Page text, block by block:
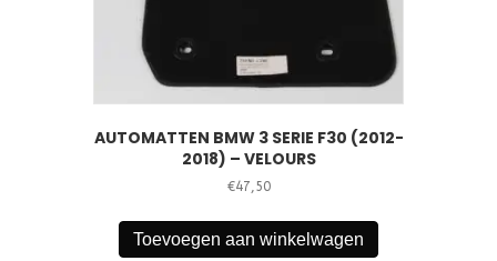
AUTOMATTEN BMW 3 SERIE F30 (2012-
2018) – VELOURS
€47,50
Toevoegen aan winkelwagen